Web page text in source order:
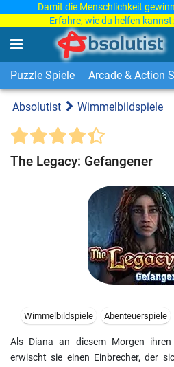
Damit die Menschlichkeit
Erfahre, wie du helfen kannst:
Puzzle Spiele Arcade & Action
Absolutist Wimmelbildspiele
The Legacy: Gefangener
Wimmelbildspiele Abenteuerspiele
Als Diana an diesem Morgen
erwischt sie einen Einbrecher, der